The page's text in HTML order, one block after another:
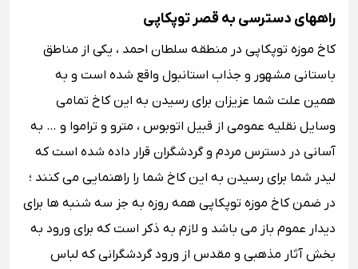
راههای دسترسی به قصر توپکاپی
کاخ موزه توپکاپی در منطقه سلطان احمد ، یکی از مناطق
باستانی مشهور و جذاب استانبول واقع شده است و به
همین علت شما عزیزان برای رسیدن به این کاخ تمامی
وسایل نقلیه عمومی از قبیل اتوبوس ، مترو و تراموا و … به
آسانی در دسترس مردم و گردشگران قرار داده شده است که
لیدر شما برای رسیدن به این کاخ شما را راهنمایی می کنند ؛
در ضمن کاخ موزه توپکاپی همه روزه به جز سه شنبه ها برای
دیدار عموم باز می باشد و لازم به ذکر است که برای ورود به
بخش آثار مذهبی و مقدس از ورود گردشگرانی که لباس